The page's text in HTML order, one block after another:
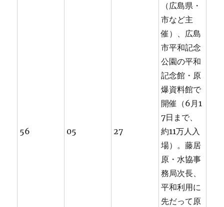
56 05 27
（広島県・
市など主
催）、広島
市平和記念
公園の平和
記念館・原
爆資料館で
開催（6月1
7日まで、
約11万人入
場）。藤居
原・水協事
務局次長、
平和利用に
先だって原